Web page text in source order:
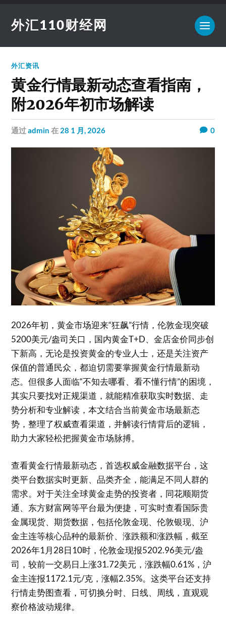
外汇110财经网
外汇资讯
黄金行情最新动态查看指南，
附2026年初市场解读
通过admin 在 28 1 月, 2026 0
2026年初，黄金市场迎来“狂飙”行情，伦敦金现突破
5200美元/盎司关口，国内黄金T+D、金店金价同步创
下新高，无论是投资黄金的专业人士，还是关注资产
保值的普通民众，都迫切需要掌握黄金行情最新动
态。但很多人面临“不知去哪看、看不懂行情”的困境，
其实只要找对正规渠道，就能精准获取实时数据、走
势分析和专业解读，本文结合当前黄金市场最新态
势，整理了权威查看渠道，并解读行情背后的逻辑，
助力大家轻松把握黄金市场脉搏。
查看黄金行情最新动态，首选权威金融数据平台，这
类平台数据实时更新、品类齐全，能满足不同人群的
需求。对于关注全球黄金走势的投资者，同花顺期货
通、东方财富网等平台最为便捷，可实时查看国际贵
金属现货、期货数据，包括伦敦金现、伦敦银现、沪
金主连等核心品种的最新价、涨跌额和涨跌幅，截至
2026年1月28日10时，伦敦金现报5202.96美元/盎
司，较前一交易日上涨31.72美元，涨跌幅0.61%，沪
金主连报1172.1元/克，涨幅2.35%。这类平台还支持
行情走势图查看，可切换分时、日线、周线，直观观
察价格波动规律。